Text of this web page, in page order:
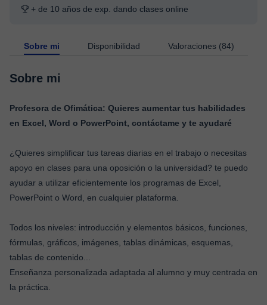
+ de 10 años de exp. dando clases online
Sobre mi Disponibilidad Valoraciones (84)
Sobre mi
Profesora de Ofimática: Quieres aumentar tus habilidades
en Excel, Word o PowerPoint, contáctame y te ayudaré
¿Quieres simplificar tus tareas diarias en el trabajo o necesitas
apoyo en clases para una oposición o la universidad? te puedo
ayudar a utilizar eficientemente los programas de Excel,
PowerPoint o Word, en cualquier plataforma.
Todos los niveles: introducción y elementos básicos, funciones,
fórmulas, gráficos, imágenes, tablas dinámicas, esquemas,
tablas de contenido...
Enseñanza personalizada adaptada al alumno y muy centrada en
la práctica.